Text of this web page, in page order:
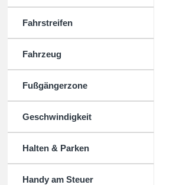
Fahrstreifen
Fahrzeug
Fußgängerzone
Geschwindigkeit
Halten & Parken
Handy am Steuer